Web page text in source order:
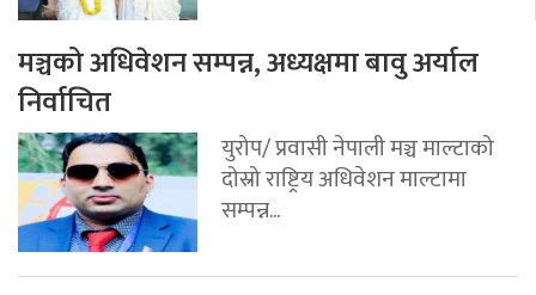
मञ्चको अधिवेशन सम्पन्न, अध्यक्षमा बावु अर्याल
निर्वाचित
युरोप/ प्रवासी नेपाली मञ्च माल्टाको
दोस्रो राष्ट्रिय अधिवेशन माल्टामा
सम्पन्न...